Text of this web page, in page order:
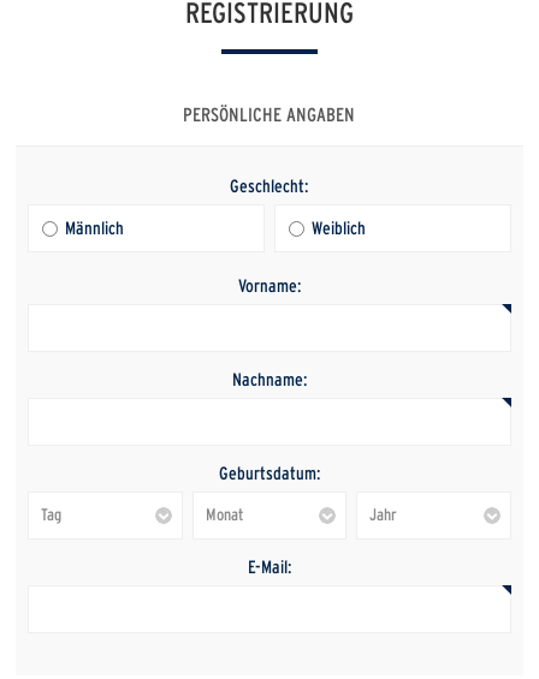
REGISTRIERUNG
PERSÖNLICHE ANGABEN
Geschlecht:
Männlich Weiblich
Vorname:
Nachname:
Geburtsdatum:
E-Mail: